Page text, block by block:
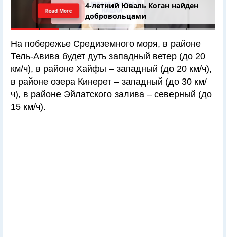
4-летний Юваль Коган найден
добровольцами
Read More
На побережье Средиземного моря, в районе
Тель-Авива будет дуть западный ветер (до 20
км/ч), в районе Хайфы – западный (до 20 км/ч),
в районе озера Кинерет – западный (до 30 км/
ч), в районе Эйлатского залива – северный (до
15 км/ч).